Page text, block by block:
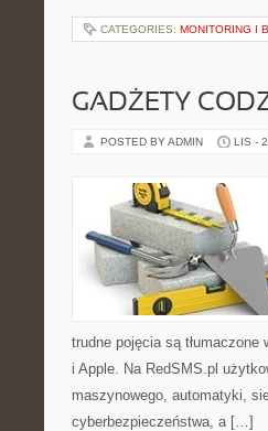
CATEGORIES: MONITORING I
GADŻETY
POSTED BY ADMIN LIS -
trudne pojęcia są tłumaczone
i Apple. Na RedSMS.pl
maszynowego, automatyki,
cyberbezpieczeństwa, a […]